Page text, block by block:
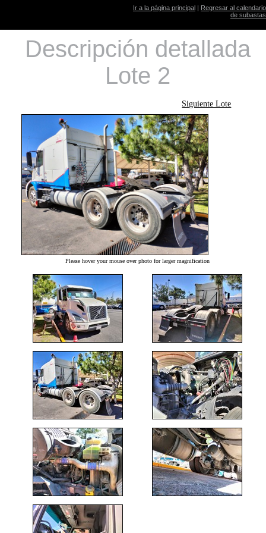
Ir a la página principal | Regresar al calendario
de subastas
Descripción detallada
Lote 2
Siguiente Lote
Please hover your mouse over photo for larger magnification